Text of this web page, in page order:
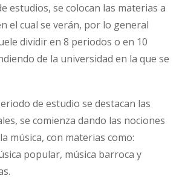
estudios, se colocan las materias a
el cual se verán, por lo general
dividir en 8 periodos o en 10
de la universidad en la que se
de estudio se destacan las
se comienza dando las nociones
música, con materias como:
popular, música barroca y